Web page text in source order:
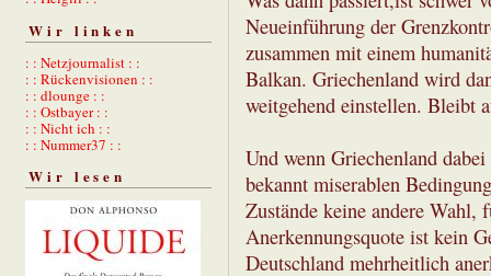
Wir linken
: : Netzjournalist : :
: : Rückenvisionen : :
: : dlounge : :
: : Ostbayer : :
: : Nicht ich : :
: : Nummer37 : :
Wir lesen
Neueinführung der
zusammen mit einem
Balkan. Griechenland wird
weitgehend einstellen. Bleibt
Und wenn Griechenland
bekannt miserablen
Zustände keine andere Wahl,
Anerkennungsquote ist kein
Deutschland mehrheitlich